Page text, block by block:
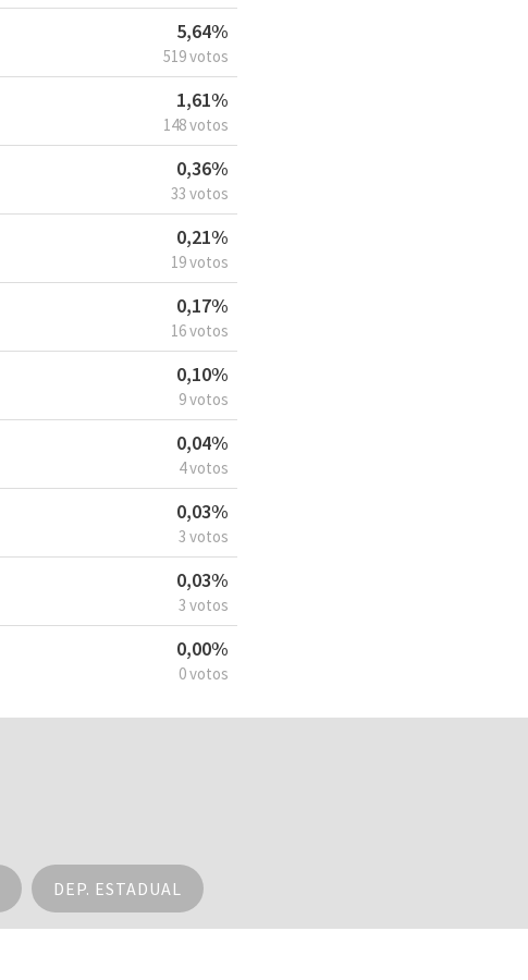
5,64%
519 votos
1,61%
148 votos
0,36%
33 votos
0,21%
19 votos
0,17%
16 votos
0,10%
9 votos
0,04%
4 votos
0,03%
3 votos
0,03%
3 votos
0,00%
0 votos
DEP. ESTADUAL